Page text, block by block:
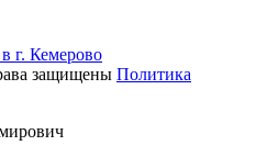
г. Кемерово
защищены Политика